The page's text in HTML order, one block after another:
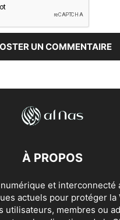
À PROPOS
et interconnecté
actuels pour protéger la
utilisateurs, membres ou